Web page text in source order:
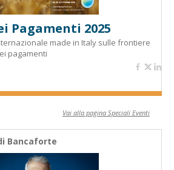
Pagamenti 2025
made in Italy sulle frontiere
pagamenti
Vai alla pagina Speciali Eventi
Bancaforte